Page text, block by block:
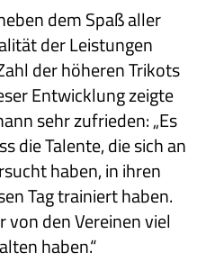
dem Spaß aller
der Leistungen
der höheren Trikots
Entwicklung zeigte
sehr zufrieden: „Es
die Talente, die sich an
haben, in ihren
Tag trainiert haben.
von den Vereinen viel
haben.“